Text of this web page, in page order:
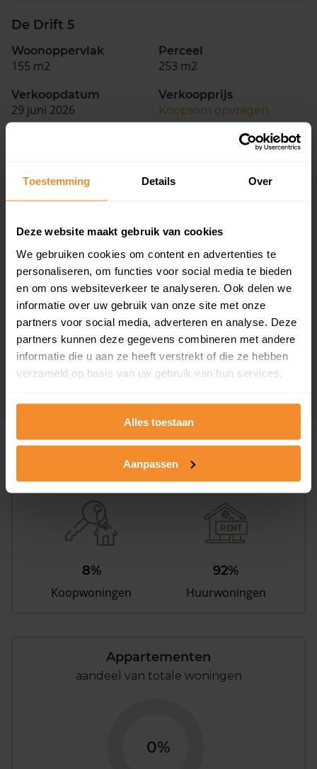
Toestemming Details Over
Deze website maakt gebruik van cookies
We gebruiken cookies om content en advertenties te
personaliseren, om functies voor social media te bieden
en om ons websiteverkeer te analyseren. Ook delen we
informatie over uw gebruik van onze site met onze
partners voor social media, adverteren en analyse. Deze
partners kunnen deze gegevens combineren met andere
informatie die u aan ze heeft verstrekt of die ze hebben
verzameld op basis van uw gebruik van hun services.
Alles toestaan
Aanpassen
De Drift 5
Woonoppervlak
155 m2
Perceel
253 m2
Verkoopdatum
29 juni 2026
Verkoopprijs
Koopsom opvragen
Woonoppervlak
118 m2
Perceel
Verkoopdatum
Verkoopprijs
Da Costastraat 70
Woonoppervlak
81 m2
Perceel
Verkoopdatum
29 juni 2026
Verkoopprijs
Koopsom opvragen
Woningen
8%
Koopwoningen
92%
Huurwoningen
Appartementen
aandeel van totale woningen
0%